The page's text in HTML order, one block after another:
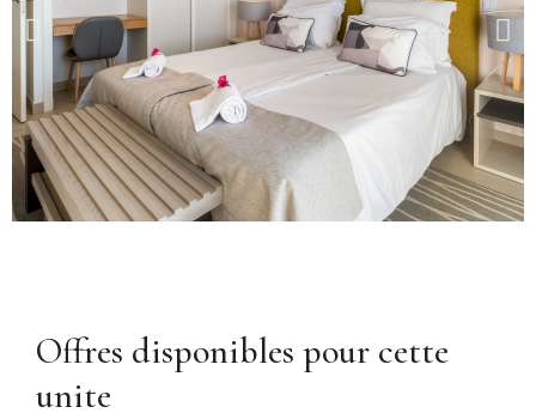
Offres disponibles pour cette
unite